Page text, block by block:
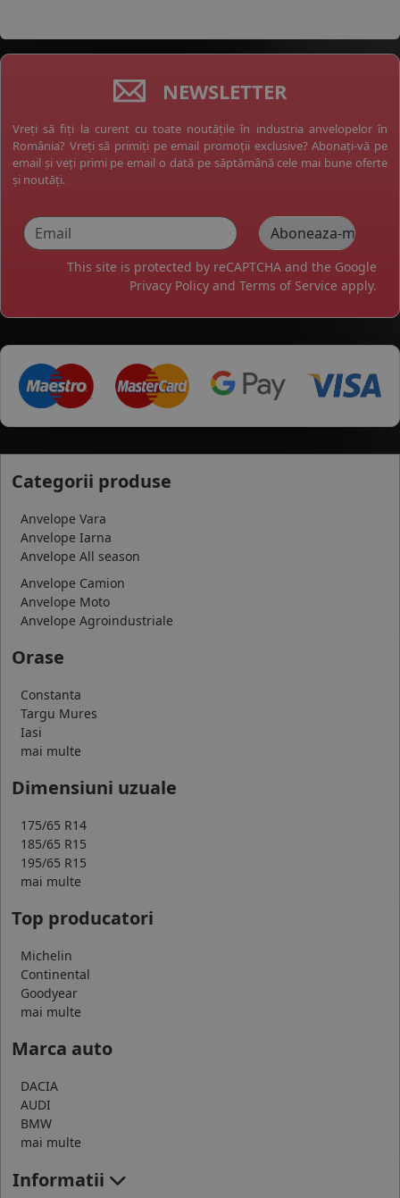
NEWSLETTER
Vreți să fiți la curent cu toate noutățile în industria anvelopelor în
România? Vreți să primiți pe email promoții exclusive? Abonați-vă pe
email și veți primi pe email o dată pe săptămână cele mai bune oferte
și noutăți.
This site is protected by reCAPTCHA and the Google
Privacy Policy and Terms of Service apply.
Categorii produse
Anvelope Vara
Anvelope Iarna
Anvelope All season
Anvelope Camion
Anvelope Moto
Anvelope Agroindustriale
Orase
Constanta
Targu Mures
Iasi
mai multe
Dimensiuni uzuale
175/65 R14
185/65 R15
195/65 R15
mai multe
Top producatori
Michelin
Continental
Goodyear
mai multe
Marca auto
DACIA
AUDI
BMW
mai multe
Informatii